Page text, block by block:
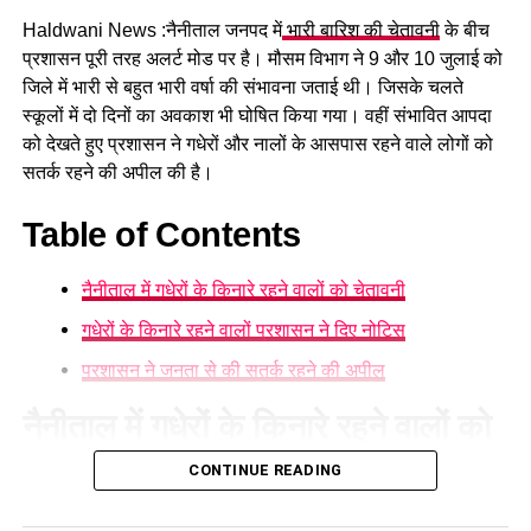
हादसे में कार सवार सात लोग घायल
हादसे में गंभीर रूप से घायल चालक और एक पर्यटक को प्राथमिक उपचार
देने के बाद 108 एंबुलेंस की सहायता से हल्द्वानी स्थित सुशीला तिवारी
अस्पताल रेफर किया गया है, जबकि अन्य घायलों का उपचार जारी है।
निवासी हैं। घायलों में सिद्धार्थ प्रताप सिंह (24), निखिल त्रिपाठी (20),
आदित्य त्रिपाठी (24), सिद्धांत सिंह (23), आदर्श मिश्रा (23) और
निखिलेंद्र सिंघल (23) शामिल हैं। सभी लोग हल्द्वानी निवासी चालक
संग्राम सिंह के साथ टैक्सी से काठगोदाम की ओर जा रहे थे।
Haldwani News :नैनीताल जनपद मेंभारी बारिश की चेतावनीके बीच
प्रशासन पूरी तरह अलर्ट मोड पर है। मौसम विभाग ने 9 और 10 जुलाई को
जिले में भारी से बहुत भारी वर्षा की संभावना जताई थी। जिसके चलते
स्कूलों में दो दिनों का अवकाश भी घोषित किया गया। वहीं संभावित आपदा
को देखते हुए प्रशासन ने गधेरों और नालों के आसपास रहने वाले लोगों को
सतर्क रहने की अपील की है।
Table of Contents
नैनीताल में गधेरों के किनारे रहने वालों को चेतावनी
गधेरों के किनारे रहने वालों प्रशासन ने दिए नोटिस
प्रशासन ने जनता से की सतर्क रहने की अपील
नैनीताल जिले में लगातार हो रही बारिश और मौसम विभाग के अलर्ट को
CONTINUE READING